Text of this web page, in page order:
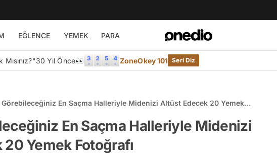
EĞLENCE YEMEK PARA
30 Yıl Önce👀 ZoneOkey 101 Seri Diz
En Saçma Halleriyle Midenizi Altüst Edecek 20 Yemek
En Saçma Halleriyle Midenizi
Yemek Fotoğrafı